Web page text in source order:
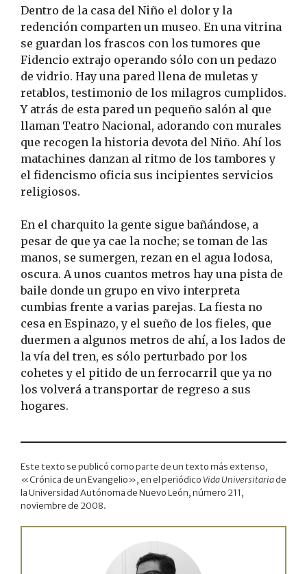
Dentro de la casa del Niño el dolor y la
redención comparten un museo. En una vitrina
se guardan los frascos con los tumores que
Fidencio extrajo operando sólo con un pedazo
de vidrio. Hay una pared llena de muletas y
retablos, testimonio de los milagros cumplidos.
Y atrás de esta pared un pequeño salón al que
llaman Teatro Nacional, adorando con murales
que recogen la historia devota del Niño. Ahí los
matachines danzan al ritmo de los tambores y
el fidencismo oficia sus incipientes servicios
religiosos.
En el charquito la gente sigue bañándose, a
pesar de que ya cae la noche; se toman de las
manos, se sumergen, rezan en el agua lodosa,
oscura. A unos cuantos metros hay una pista de
baile donde un grupo en vivo interpreta
cumbias frente a varias parejas. La fiesta no
cesa en Espinazo, y el sueño de los fieles, que
duermen a algunos metros de ahí, a los lados de
la vía del tren, es sólo perturbado por los
cohetes y el pitido de un ferrocarril que ya no
los volverá a transportar de regreso a sus
hogares.
Este texto se publicó como parte de un texto más extenso,
«Crónica de un Evangelio», en el periódico Vida Universitariade
la Universidad Autónoma de Nuevo León, número 211,
noviembre de 2008.